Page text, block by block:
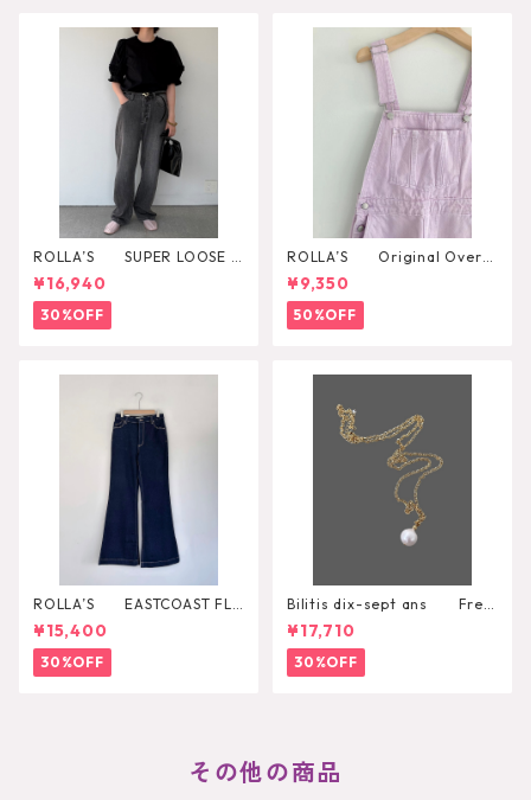
ROLLA’S SUPER LOOSE B
LACK STONE
¥16,940
30%OFF
ROLLA’S Original Overal
l¥9,350
50%OFF
ROLLA’S EASTCOAST FLA
RE AVA
¥15,400
30%OFF
Bilitis dix-sept ans Fres
h Pearl Pendant
¥17,710
30%OFF
その他の商品